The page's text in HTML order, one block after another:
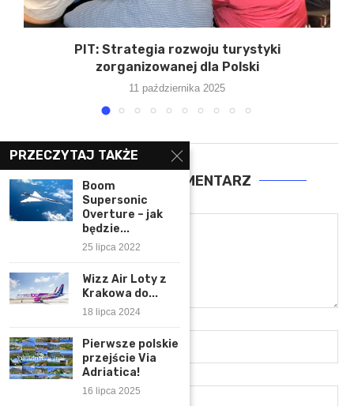
PIT: Strategia rozwoju turystyki
zorganizowanej dla Polski
11 października 2025
ZOSTAW KOMENTARZ
PRZECZYTAJ TAKŻE
Boom
Supersonic
Overture – jak
będzie...
25 lipca 2022
Wizz Air Loty z
Krakowa do...
18 lipca 2024
Pierwsze polskie
przejście Via
Adriatica!
16 lipca 2025